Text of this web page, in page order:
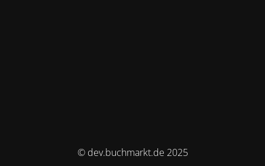
© dev.buchmarkt.de 2025